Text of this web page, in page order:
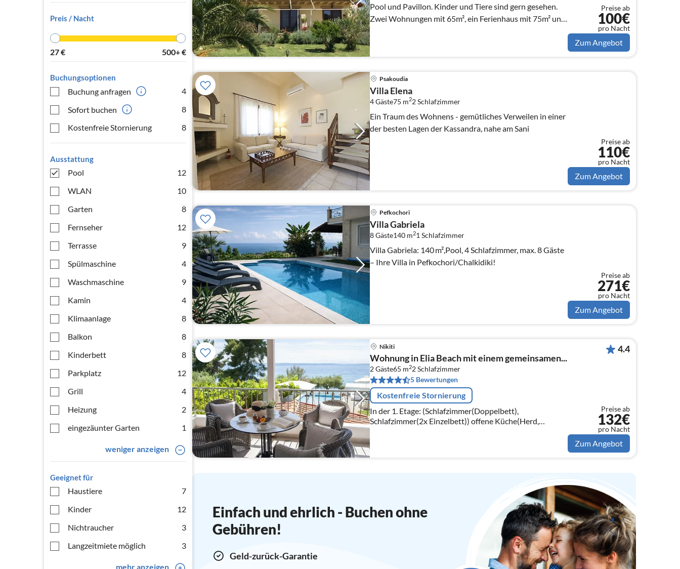
Preis / Nacht
27€ 500+€
Buchungsoptionen
Buchung anfragen
4
Sofort buchen
8
Kostenfreie Stornierung
8
Ausstattung
Pool
12
WLAN
10
Garten
8
Fernseher
12
Terrasse
9
Spülmaschine
4
Waschmaschine
9
Kamin
4
Klimaanlage
8
Balkon
8
Kinderbett
8
Parkplatz
12
Grill
4
Heizung
2
eingezäunter Garten
1
weniger anzeigen
Geeignet für
Haustiere
7
Kinder
12
Nichtraucher
3
Langzeitmiete möglich
3
mehr anzeigen
Pool und Pavillon. Kinder und Tiere sind gern gesehen.
Zwei Wohnungen mit 65m², ein Ferienhaus mit 75m² und
ein kleineres Studio.
Preise ab
100€
pro Nacht
Zum Angebot
Psakoudia
Villa Elena
4 Gäste75 m22Schlafzimmer
Ein Traum des Wohnens - gemütliches Verweilen in einer
der besten Lagen der Kassandra, nahe am Sani
Preise ab
110€
pro Nacht
Zum Angebot
Pefkochori
Villa Gabriela
8 Gäste140 m21 Schlafzimmer
Villa Gabriela: 140 m²,Pool, 4 Schlafzimmer, max. 8 Gäste
– Ihre Villa in Pefkochori/Chalkidiki!
Preise ab
271€
pro Nacht
Zum Angebot
Nikiti
Wohnung in Elia Beach mit einem gemeinsamen...
2 Gäste65 m22Schlafzimmer
5 Bewertungen
Kostenfreie Stornierung
In der 1. Etage: (Schlafzimmer(Doppelbett),
Schlafzimmer(2x Einzelbett)) offene Küche(Herd,
Wasserkocher, Kaffeemaschine, Backofen, Kühlschrank)
4.4
Preise ab
132€
pro Nacht
Zum Angebot
Einfach und ehrlich - Buchen ohne
Gebühren!
Geld-zurück-Garantie